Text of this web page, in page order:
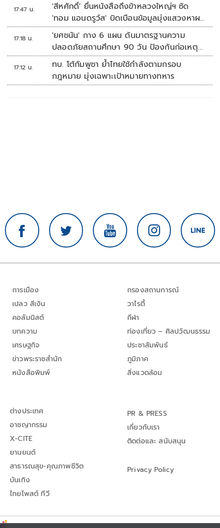
17:47 น.
'สีหศักดิ์' ยื่นหนังสือถึงข้าหลวงใหญ่ฯ ซัด
'ทอม แอนดรูว์ส' บิดเบือนข้อมูลมุ่งแสวงหาผล
ประโยชน์ทางการเมือง
17:18 น.
'ยศชนัน' กาง 6 แผน ดันมาตรฐานความ
ปลอดภัยสถานศึกษา 90 วัน ป้องกันก่อเหตุ
รุนแรง
17:12 น.
ทบ. โต้กัมพูชา ย้ำไทยใช้กำลังตามกรอบ
กฎหมาย มุ่งเฉพาะเป้าหมายทางทหาร
การเมือง
เปลว สีเงิน
คอลัมนิสต์
บทความ
เศรษฐกิจ
ข่าวพระราชสำนัก
หนังสือพิมพ์
กรองสถานการณ์
วาไรตี้
กีฬา
ท่องเที่ยว – ศิลปวัฒนธรรม
ประชาสัมพันธ์
ภูมิภาค
สิ่งแวดล้อม
ต่างประเทศ
อาชญากรรม
X-CITE
ยานยนต์
สาธารณสุข-คุณภาพชีวิต
บันเทิง
ไทยโพสต์ ทีวี
PR & PRESS
เกี่ยวกับเรา
ติดต่อและ สนับสนุน
Privacy Policy